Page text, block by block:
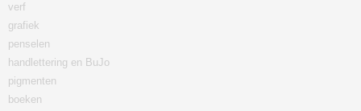
verf
grafiek
penselen
handlettering en BuJo
pigmenten
boeken